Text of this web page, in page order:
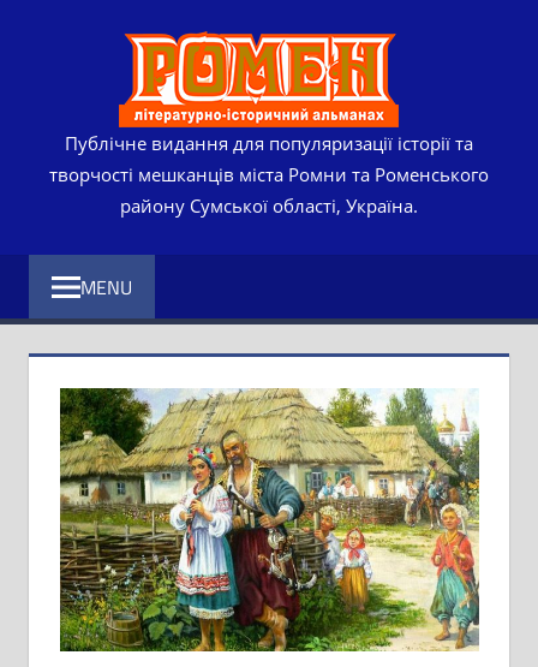
Публічне видання для популяризації історії та
творчості мешканців міста Ромни та Роменського
району Сумської області, Україна.
MENU